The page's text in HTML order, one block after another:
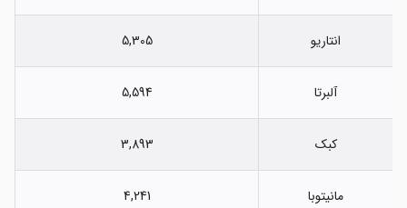
انتاریو 5,305
آلبرتا 5,594
کبک 3,893
مانیتوبا 4,241